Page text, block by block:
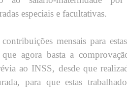
especiais e facultativas.
mensais para
agora basta a
ao INSS, desde que
para que estas